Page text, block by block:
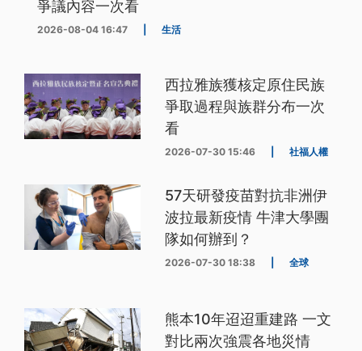
爭議內容一次看
2026-08-04 16:47 生活
西拉雅族獲核定原住民族
爭取過程與族群分布一次
看
2026-07-30 15:46 社福人權
57天研發疫苗對抗非洲伊
波拉最新疫情 牛津大學團
隊如何辦到？
2026-07-30 18:38 全球
熊本10年迢迢重建路 一文
對比兩次強震各地災情